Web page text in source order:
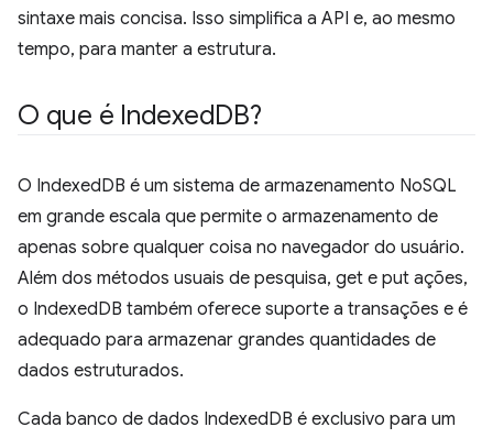
sintaxe mais concisa. Isso simplifica a API e, ao mesmo
tempo, para manter a estrutura.
O que é IndexedDB?
O IndexedDB é um sistema de armazenamento NoSQL
em grande escala que permite o armazenamento de
apenas sobre qualquer coisa no navegador do usuário.
Além dos métodos usuais de pesquisa, get e put ações,
o IndexedDB também oferece suporte a transações e é
adequado para armazenar grandes quantidades de
dados estruturados.
Cada banco de dados IndexedDB é exclusivo para um